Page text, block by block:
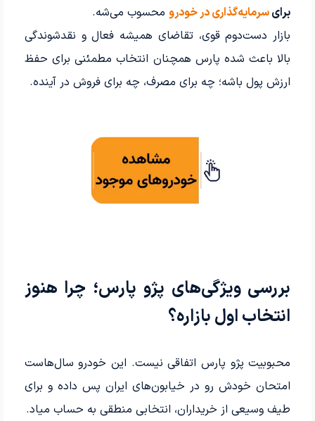
برایسرمایه‌گذاری در خودرو محسوب می‌شه.
بازار دست‌دوم قوی، تقاضای همیشه فعال و نقدشوندگی
بالا باعث شده پارس همچنان انتخاب مطمئنی برای حفظ
ارزش پول باشه؛ چه برای مصرف، چه برای فروش در آینده.
بررسی ویژگی‌های پژو پارس؛ چرا هنوز
انتخاب اول بازاره؟
محبوبیت پژو پارس اتفاقی نیست. این خودرو سال‌هاست
امتحان خودش رو در خیابون‌های ایران پس داده و برای
طیف وسیعی از خریداران، انتخابی منطقی به حساب میاد.